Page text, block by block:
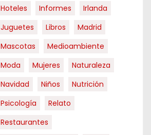
Hoteles
Informes
Irlanda
Juguetes
Libros
Madrid
Mascotas
Medioambiente
Moda
Mujeres
Naturaleza
Navidad
Niños
Nutrición
Psicología
Relato
Restaurantes